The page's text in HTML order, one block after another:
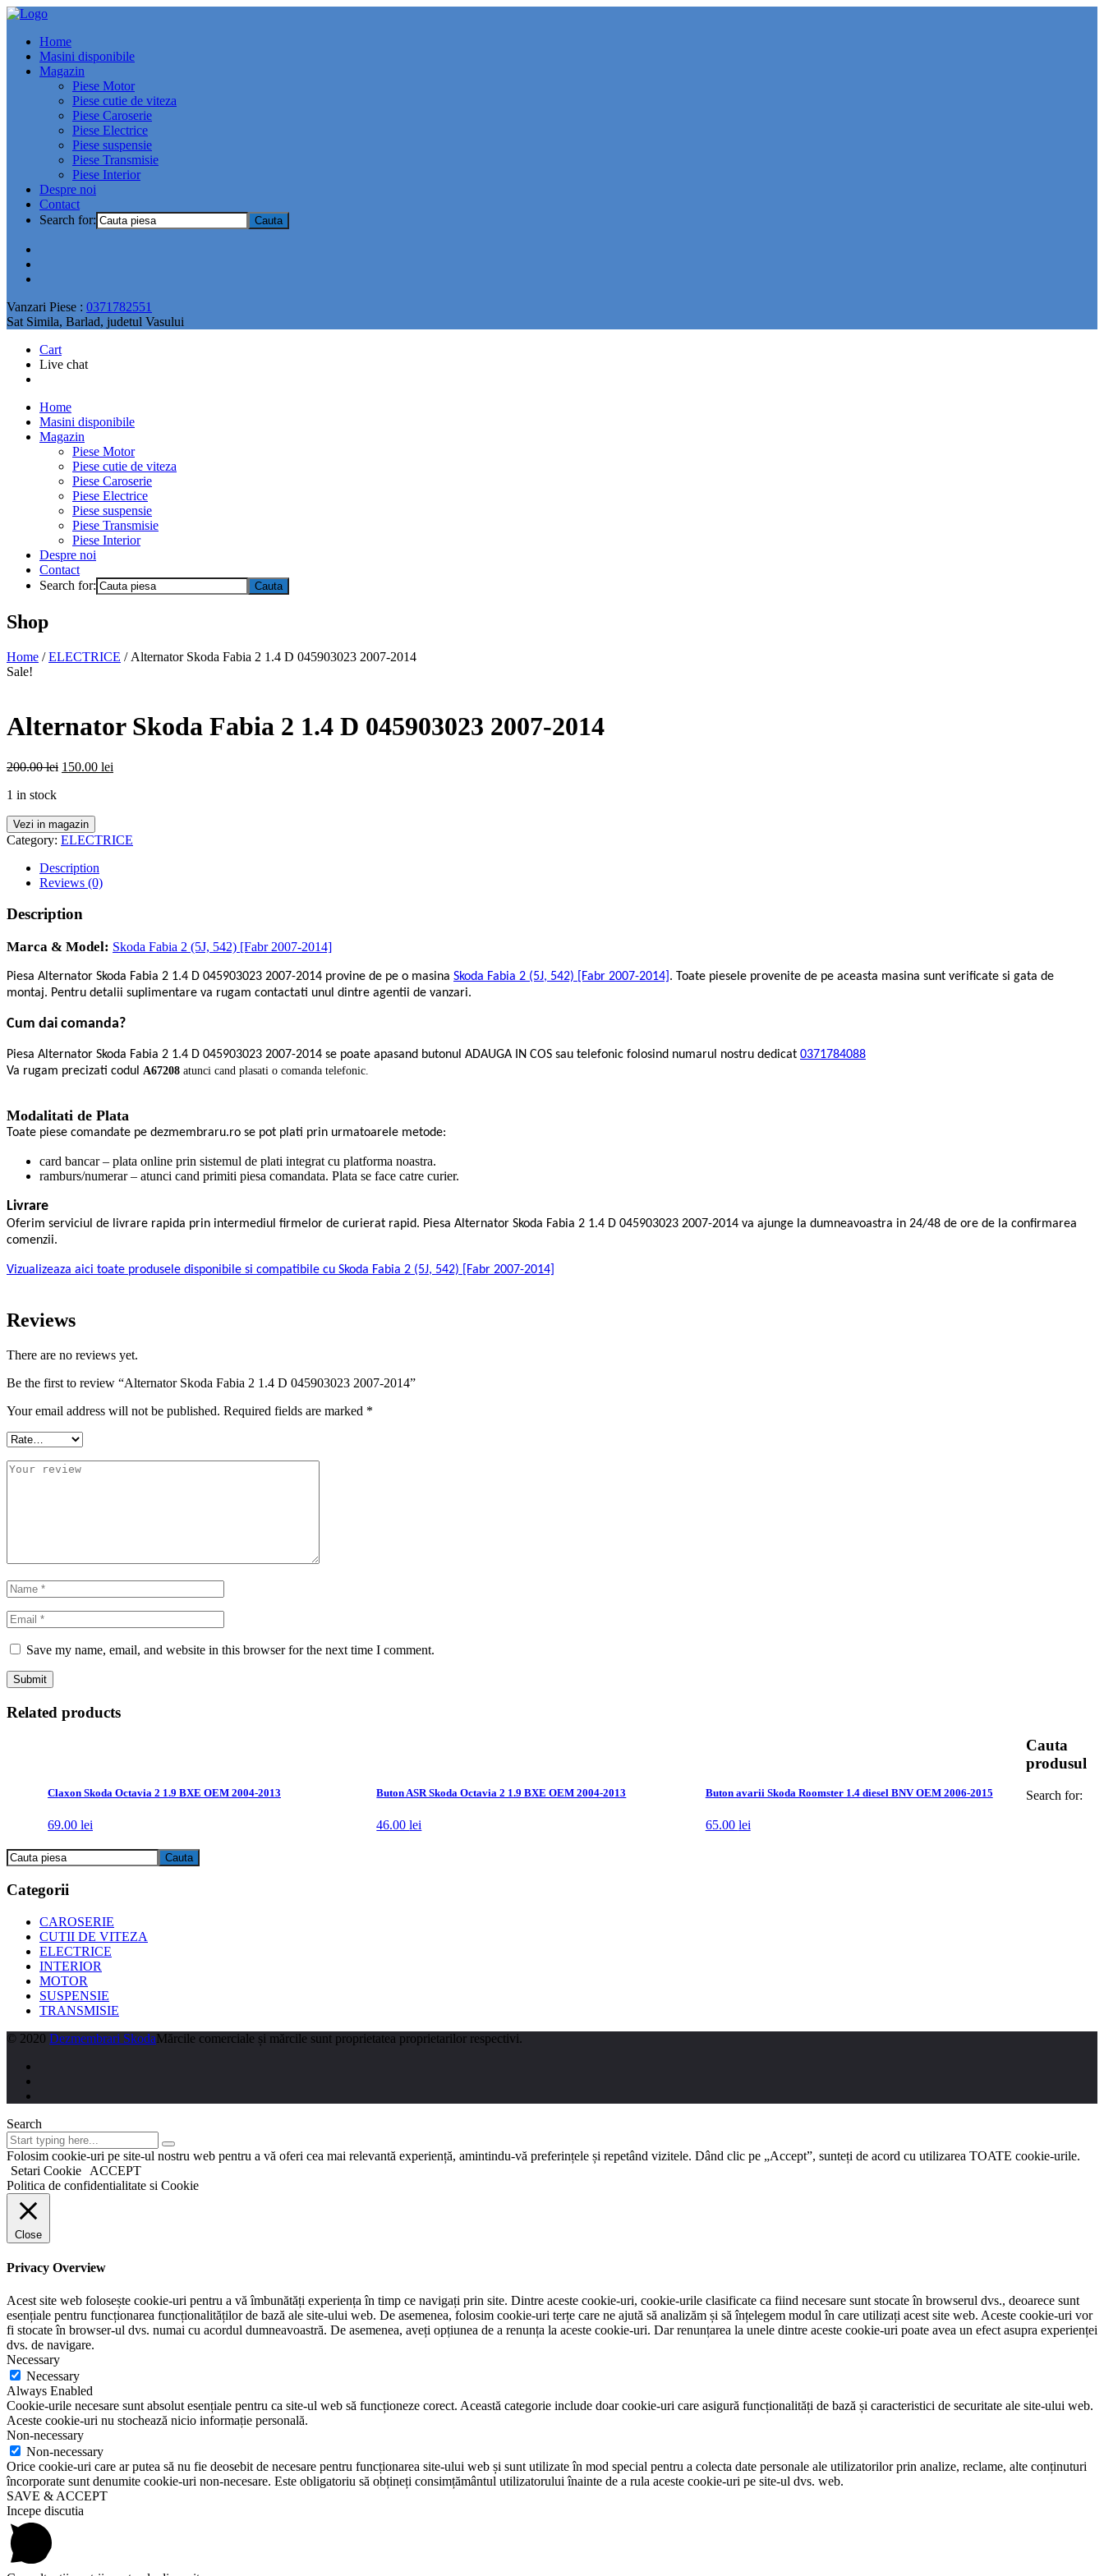
Home
Masini disponibile
Magazin
Piese Motor
Piese cutie de viteza
Piese Caroserie
Piese Electrice
Piese suspensie
Piese Transmisie
Piese Interior
Despre noi
Contact
Search for:
Vanzari Piese : 0371782551
Sat Simila, Barlad, judetul Vasului
Cart
Live chat
Home
Masini disponibile
Magazin
Piese Motor
Piese cutie de viteza
Piese Caroserie
Piese Electrice
Piese suspensie
Piese Transmisie
Piese Interior
Despre noi
Contact
Search for:
Shop
Home /ELECTRICE / Alternator Skoda Fabia 2 1.4 D 045903023 2007-2014
Sale!
Alternator Skoda Fabia 2 1.4 D 045903023 2007-2014
200.00lei 150.00 lei
1 in stock
Vezi in magazin
Category: ELECTRICE
Description
Reviews (0)
Description
Marca & Model: Skoda Fabia 2 (5J, 542) [Fabr 2007-2014]
Piesa Alternator Skoda Fabia 2 1.4 D 045903023 2007-2014 provine de pe o masina Skoda Fabia 2 (5J, 542) [Fabr 2007-2014] . Toate piesele provenite de pe aceasta masina sunt verificate si gata de
montaj. Pentru detalii suplimentare va rugam contactati unul dintre agentii de vanzari.
Cum dai comanda?
Piesa Alternator Skoda Fabia 2 1.4 D 045903023 2007-2014 se poate apasand butonul ADAUGA IN COS sau telefonic folosind numarul nostru dedicat 0371784088
Va rugam precizati codul A67208 atunci cand plasati o comanda telefonic.
Modalitati de Plata
Toate piese comandate pe dezmembraru.ro se pot plati prin urmatoarele metode:
card bancar – plata online prin sistemul de plati integrat cu platforma noastra.
ramburs/numerar – atunci cand primiti piesa comandata. Plata se face catre curier.
Livrare
Oferim serviciul de livrare rapida prin intermediul firmelor de curierat rapid. Piesa Alternator Skoda Fabia 2 1.4 D 045903023 2007-2014 va ajunge la dumneavoastra in 24/48 de ore de la confirmarea
comenzii.
Vizualizeaza aici toate produsele disponibile si compatibile cu Skoda Fabia 2 (5J, 542) [Fabr 2007-2014]
Reviews
There are no reviews yet.
Be the first to review “Alternator Skoda Fabia 2 1.4 D 045903023 2007-2014”
Your email address will not be published. Required fields are marked *
Save my name, email, and website in this browser for the next time I comment.
Related products
Claxon Skoda Octavia 2 1.9 BXE OEM 2004-2013
69.00 lei
Buton ASR Skoda Octavia 2 1.9 BXE OEM 2004-2013
46.00lei
Buton avarii Skoda Roomster 1.4 diesel BNV OEM 2006-2015
65.00 lei
Cauta
produsul
Search for:
Categorii
CAROSERIE
CUTII DE VITEZA
ELECTRICE
INTERIOR
MOTOR
SUSPENSIE
TRANSMISIE
© 2020 Dezmembrari SkodaMărcile comerciale și mărcile sunt proprietatea proprietarilor respectivi.
Search
Folosim cookie-uri pe site-ul nostru web pentru a vă oferi cea mai relevantă experiență, amintindu-vă preferințele și repetând vizitele. Dând clic pe „Accept”, sunteți de acord cu utilizarea TOATE cookie-urile.
Setari Cookie
ACCEPT
Politica de confidentialitate si Cookie
Close
Privacy Overview
Acest site web folosește cookie-uri pentru a vă îmbunătăți experiența în timp ce navigați prin site. Dintre aceste cookie-uri, cookie-urile clasificate ca fiind necesare sunt stocate în browserul dvs., deoarece sunt
esențiale pentru funcționarea funcționalităților de bază ale site-ului web. De asemenea, folosim cookie-uri terțe care ne ajută să analizăm și să înțelegem modul în care utilizați acest site web. Aceste cookie-uri vor
fi stocate în browser-ul dvs. numai cu acordul dumneavoastră. De asemenea, aveți opțiunea de a renunța la aceste cookie-uri. Dar renunțarea la unele dintre aceste cookie-uri poate avea un efect asupra experienței
dvs. de navigare.
Necessary
Necessary
Always Enabled
Cookie-urile necesare sunt absolut esențiale pentru ca site-ul web să funcționeze corect. Această categorie include doar cookie-uri care asigură funcționalități de bază și caracteristici de securitate ale site-ului web.
Aceste cookie-uri nu stochează nicio informație personală.
Non-necessary
Non-necessary
Orice cookie-uri care ar putea să nu fie deosebit de necesare pentru funcționarea site-ului web și sunt utilizate în mod special pentru a colecta date personale ale utilizatorilor prin analize, reclame, alte conținuturi
încorporate sunt denumite cookie-uri non-necesare. Este obligatoriu să obțineți consimțământul utilizatorului înainte de a rula aceste cookie-uri pe site-ul dvs. web.
SAVE & ACCEPT
Incepe discutia